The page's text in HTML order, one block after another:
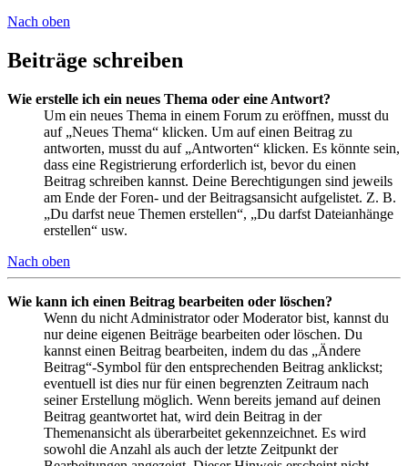
Nach oben
Beiträge schreiben
Wie erstelle ich ein neues Thema oder eine Antwort?
Um ein neues Thema in einem Forum zu eröffnen, musst du
auf „Neues Thema“ klicken. Um auf einen Beitrag zu
antworten, musst du auf „Antworten“ klicken. Es könnte sein,
dass eine Registrierung erforderlich ist, bevor du einen
Beitrag schreiben kannst. Deine Berechtigungen sind jeweils
am Ende der Foren- und der Beitragsansicht aufgelistet. Z. B.
„Du darfst neue Themen erstellen“, „Du darfst Dateianhänge
erstellen“ usw.
Nach oben
Wie kann ich einen Beitrag bearbeiten oder löschen?
Wenn du nicht Administrator oder Moderator bist, kannst du
nur deine eigenen Beiträge bearbeiten oder löschen. Du
kannst einen Beitrag bearbeiten, indem du das „Ändere
Beitrag“-Symbol für den entsprechenden Beitrag anklickst;
eventuell ist dies nur für einen begrenzten Zeitraum nach
seiner Erstellung möglich. Wenn bereits jemand auf deinen
Beitrag geantwortet hat, wird dein Beitrag in der
Themenansicht als überarbeitet gekennzeichnet. Es wird
sowohl die Anzahl als auch der letzte Zeitpunkt der